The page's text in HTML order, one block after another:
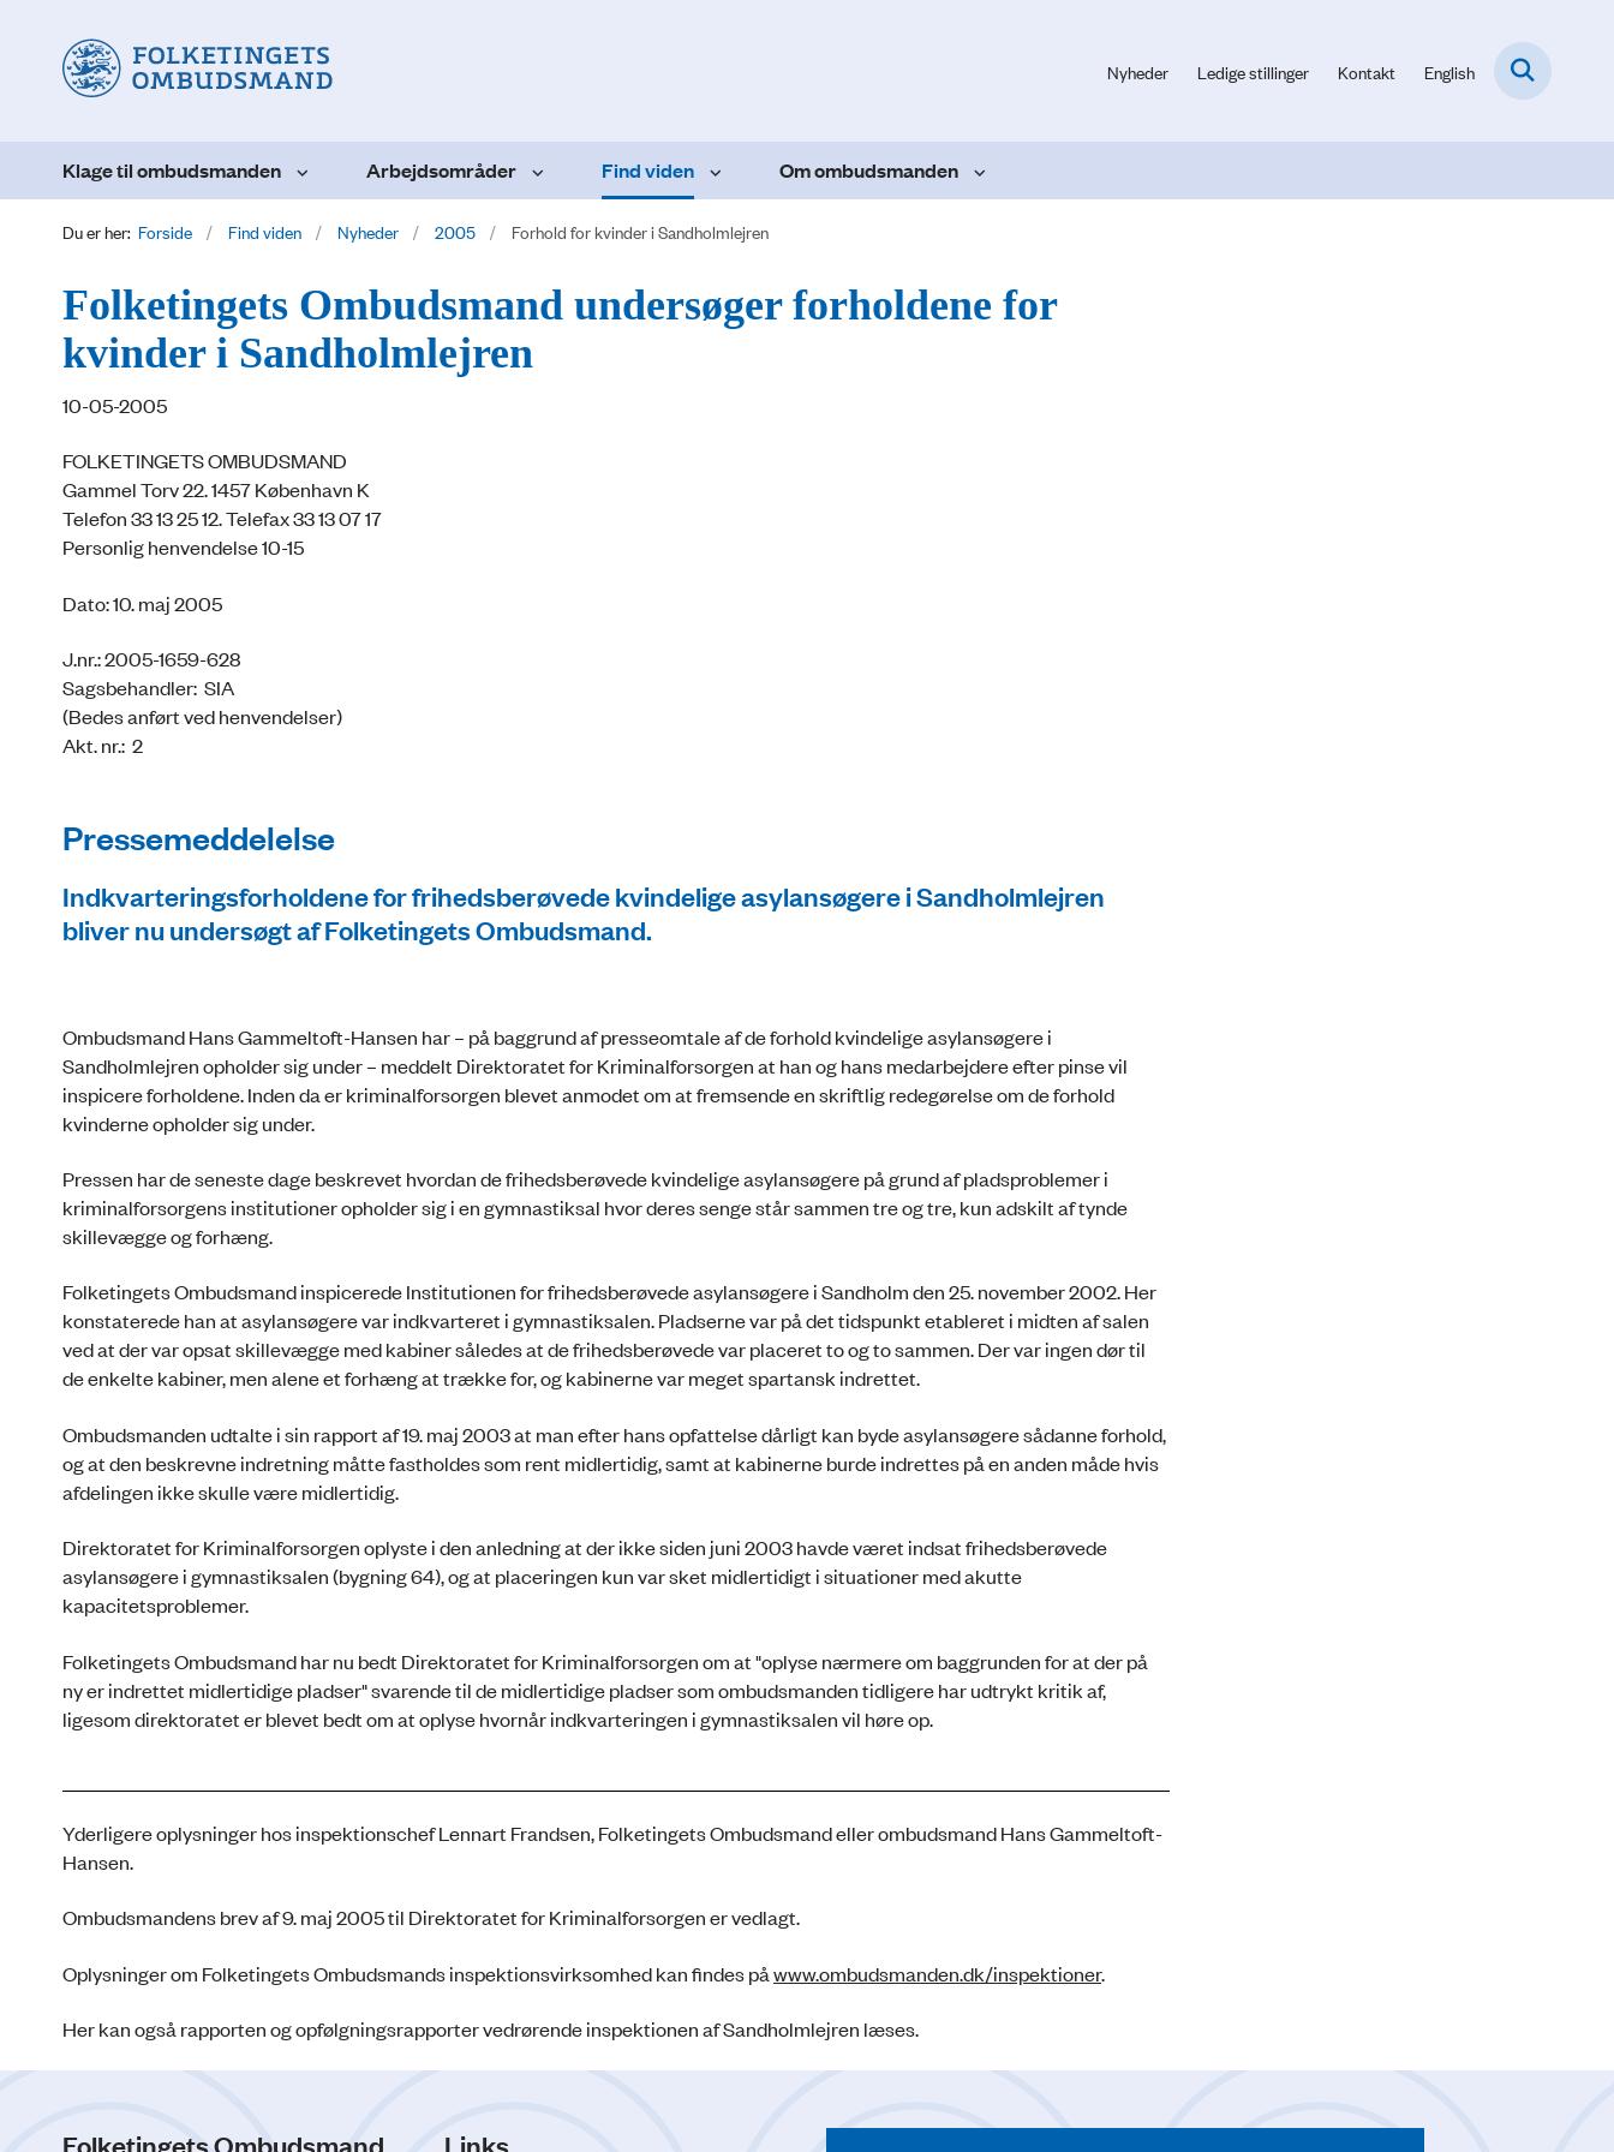
Nyheder Ledige stillinger Kontakt English
Klage til ombudsmanden Arbejdsområder Find viden Om ombudsmanden
Du er her: Forside Find viden Nyheder 2005 Forhold for kvinder i Sandholmlejren
Folketingets Ombudsmand undersøger forholdene for
kvinder i Sandholmlejren
10-05-2005
FOLKETINGETS OMBUDSMAND
Gammel Torv 22. 1457 København K
Telefon 33 13 25 12. Telefax 33 13 07 17
Personlig henvendelse 10-15
Dato: 10. maj 2005
J.nr.: 2005-1659-628
Sagsbehandler: SIA
(Bedes anført ved henvendelser)
Akt. nr.: 2
Pressemeddelelse
Indkvarteringsforholdene for frihedsberøvede kvindelige asylansøgere i Sandholmlejren
bliver nu undersøgt af Folketingets Ombudsmand.
Ombudsmand Hans Gammeltoft-Hansen har – på baggrund af presseomtale af de forhold kvindelige asylansøgere i
Sandholmlejren opholder sig under – meddelt Direktoratet for Kriminalforsorgen at han og hans medarbejdere efter pinse vil
inspicere forholdene. Inden da er kriminalforsorgen blevet anmodet om at fremsende en skriftlig redegørelse om de forhold
kvinderne opholder sig under.
Pressen har de seneste dage beskrevet hvordan de frihedsberøvede kvindelige asylansøgere på grund af pladsproblemer i
kriminalforsorgens institutioner opholder sig i en gymnastiksal hvor deres senge står sammen tre og tre, kun adskilt af tynde
skillevægge og forhæng.
Folketingets Ombudsmand inspicerede Institutionen for frihedsberøvede asylansøgere i Sandholm den 25. november 2002. Her
konstaterede han at asylansøgere var indkvarteret i gymnastiksalen. Pladserne var på det tidspunkt etableret i midten af salen
ved at der var opsat skillevægge med kabiner således at de frihedsberøvede var placeret to og to sammen. Der var ingen dør til
de enkelte kabiner, men alene et forhæng at trække for, og kabinerne var meget spartansk indrettet.
Ombudsmanden udtalte i sin rapport af 19. maj 2003 at man efter hans opfattelse dårligt kan byde asylansøgere sådanne forhold,
og at den beskrevne indretning måtte fastholdes som rent midlertidig, samt at kabinerne burde indrettes på en anden måde hvis
afdelingen ikke skulle være midlertidig.
Direktoratet for Kriminalforsorgen oplyste i den anledning at der ikke siden juni 2003 havde været indsat frihedsberøvede
asylansøgere i gymnastiksalen (bygning 64), og at placeringen kun var sket midlertidigt i situationer med akutte
kapacitetsproblemer.
Folketingets Ombudsmand har nu bedt Direktoratet for Kriminalforsorgen om at "oplyse nærmere om baggrunden for at der på
ny er indrettet midlertidige pladser" svarende til de midlertidige pladser som ombudsmanden tidligere har udtrykt kritik af,
ligesom direktoratet er blevet bedt om at oplyse hvornår indkvarteringen i gymnastiksalen vil høre op.
Yderligere oplysninger hos inspektionschef Lennart Frandsen, Folketingets Ombudsmand eller ombudsmand Hans Gammeltoft-
Hansen.
Ombudsmandens brev af 9. maj 2005 til Direktoratet for Kriminalforsorgen er vedlagt.
Oplysninger om Folketingets Ombudsmands inspektionsvirksomhed kan findes påwww.ombudsmanden.dk/inspektioner.
Her kan også rapporten og opfølgningsrapporter vedrørende inspektionen af Sandholmlejren læses.
Folketingets Ombudsmand Links